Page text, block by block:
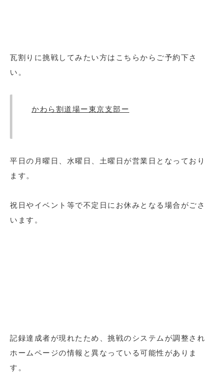
瓦割りに挑戦してみたい方はこちらからご予約下さ
い。
かわら割道場ー東京支部ー
平日の月曜日、水曜日、土曜日が営業日となっており
ます。
祝日やイベント等で不定日にお休みとなる場合がごさ
います。
記録達成者が現れたため、挑戦のシステムが調整され
ホームページの情報と異なっている可能性がありま
す。